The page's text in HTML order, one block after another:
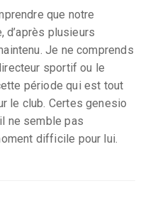
que notre
d’après plusieurs
Je ne comprends
sportif ou le
période qui est tout
le club. Certes genesio
ne semble pas
difficile pour lui.